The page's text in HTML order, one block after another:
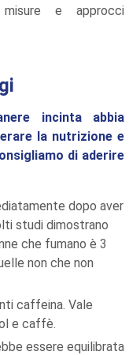
misure e approcci
incinta abbia
la nutrizione e
di aderire
dopo aver
studi dimostrano
che fumano è 3
non che non
caffeina. Vale
e caffè.
essere equilibrata